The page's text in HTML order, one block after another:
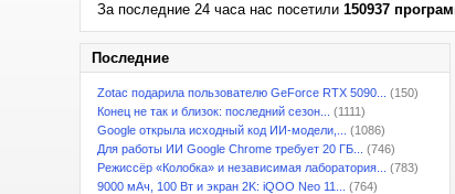
За последние 24 часа нас посетили 150937
Последние
Zotac подарила пользователю GeForce RTX 5090...
(150)
Конец не так и близок: последний сезон...
(1111)
Google открыла исходный код ИИ-модели,...
(1086)
Для работы ИИ Google Chrome требует 20 ГБ...
(746)
Режиссёр «Колобка» и независимая лаборатория...
(783)
9000 мАч, 100 Вт и экран 2K: iQOO Neo 11...
(764)